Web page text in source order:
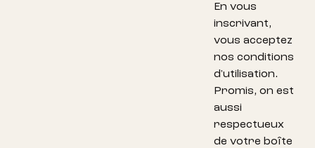
En vous
inscrivant,
vous acceptez
nos conditions
d'utilisation.
Promis, on est
aussi
respectueux
de votre boîte